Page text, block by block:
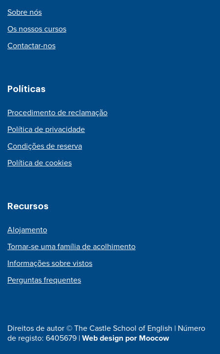
Sobre nós
Os nossos cursos
Contactar-nos
Políticas
Procedimento de reclamação
Política de privacidade
Condições de reserva
Política de cookies
Recursos
Alojamento
Tornar-se uma família de acolhimento
Informações sobre vistos
Perguntas frequentes
Direitos de autor © The Castle School of English | Número
de registo: 6405679 |Web design por Moocow